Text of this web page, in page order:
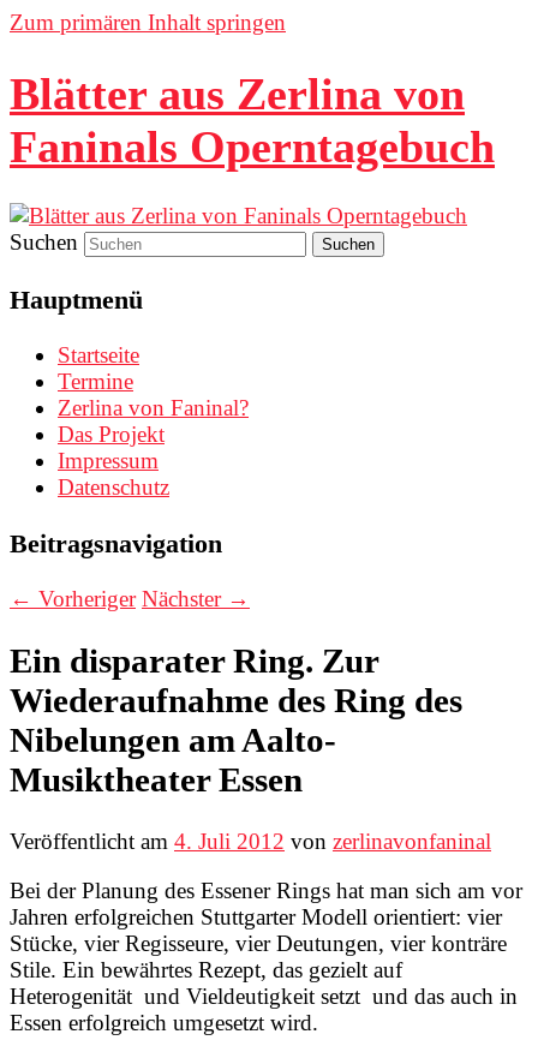
Zum primären Inhalt springen
Blätter aus Zerlina von
Faninals Operntagebuch
Suchen
Hauptmenü
Startseite
Termine
Zerlina von Faninal?
Das Projekt
Impressum
Datenschutz
Beitragsnavigation
← Vorheriger Nächster →
Ein disparater Ring. Zur
Wiederaufnahme des Ring des
Nibelungen am Aalto-
Musiktheater Essen
Veröffentlicht am 4. Juli 2012 von zerlinavonfaninal
Bei der Planung des Essener Rings hat man sich am vor
Jahren erfolgreichen Stuttgarter Modell orientiert: vier
Stücke, vier Regisseure, vier Deutungen, vier konträre
Stile. Ein bewährtes Rezept, das gezielt auf
Heterogenität und Vieldeutigkeit setzt und das auch in
Essen erfolgreich umgesetzt wird.